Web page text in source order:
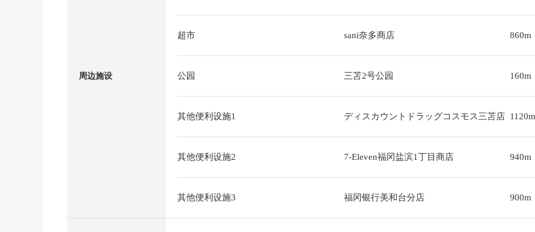
周边施设
超市 sani奈多商店 860m
公园 三苫2号公园 160m
其他便利设施1 ディスカウントドラッグコスモス三苫店 1120m
其他便利设施2 7-Eleven福冈盐滨1丁目商店 940m
其他便利设施3 福冈银行美和台分店 900m